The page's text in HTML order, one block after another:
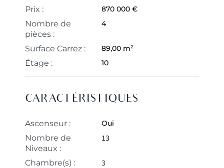
Prix : 870 000 €
Nombre de
pièces :
4
Surface Carrez : 89,00 m²
Étage : 10
CARACTÉRISTIQUES
Ascenseur : Oui
Nombre de
Niveaux :
13
Chambre(s) : 3